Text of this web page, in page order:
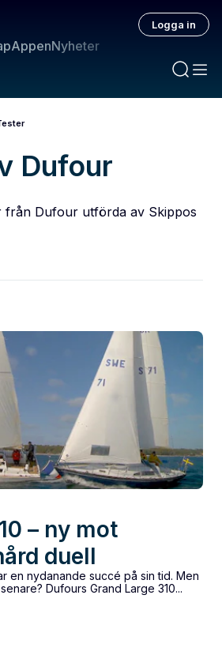
AppenNyheter
Logga in
Dufour
från Dufour utförda av Skippos
– ny mot
duell
en nydanande succé på sin tid. Men
Dufours Grand Large 310...